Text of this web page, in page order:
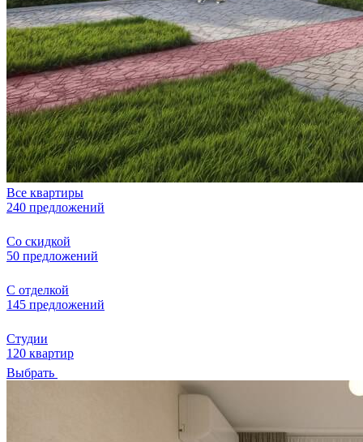
Все квартиры
240 предложений
Со скидкой
50 предложений
С отделкой
145 предложений
Студии
120 квартир
Выбрать